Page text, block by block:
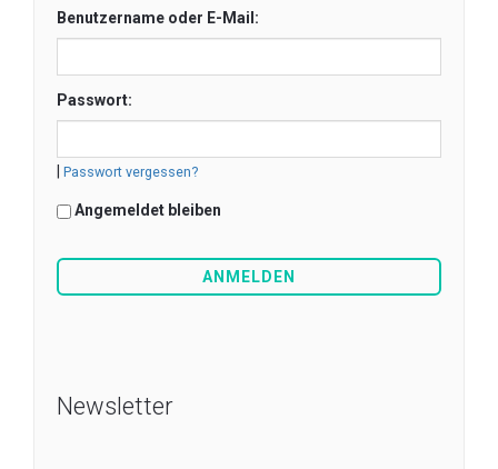
Benutzername oder E-Mail:
Passwort:
Passwort vergessen?
Angemeldet bleiben
Newsletter